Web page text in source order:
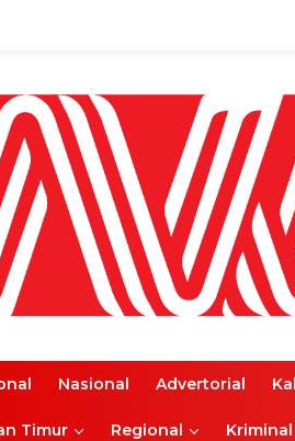
Nasional Advertorial
Timur Regional Kriminal